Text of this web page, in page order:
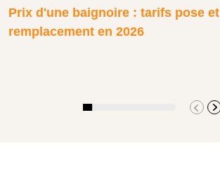
Prix d'une baignoire : tarifs pose et
remplacement en 2026